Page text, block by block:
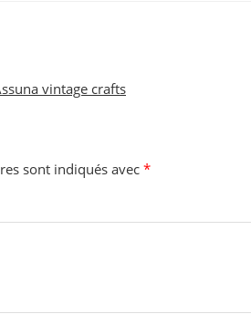
vintage crafts
sont indiqués avec *